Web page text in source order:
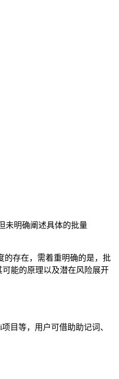
未明确阐述具体的批量
的存在，需着重明确的是，批
能的原理以及潜在风险展开
目等，用户可借助助记词、